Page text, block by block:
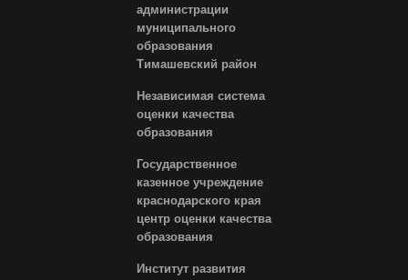
администрации
муниципального
образования
Тимашевский район
Независимая система
оценки качества
образования
Государственное
казенное учреждение
краснодарского края
центр оценки качества
образования
Институт развития